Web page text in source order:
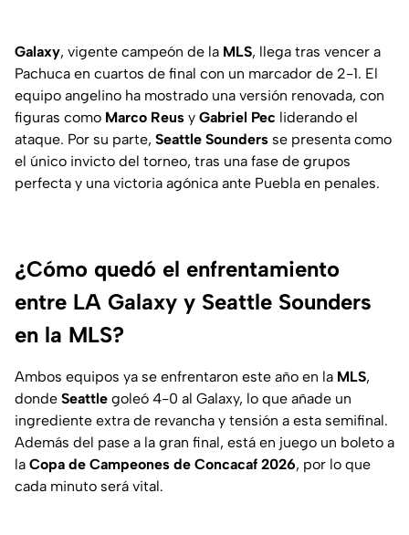
Galaxy, vigente campeón de la MLS, llega tras vencer a
Pachuca en cuartos de final con un marcador de 2-1. El
equipo angelino ha mostrado una versión renovada, con
figuras como Marco Reus y Gabriel Pec liderando el
ataque. Por su parte, Seattle Sounders se presenta como
el único invicto del torneo, tras una fase de grupos
perfecta y una victoria agónica ante Puebla en penales.
¿Cómo quedó el enfrentamiento
entre LA Galaxy y Seattle Sounders
en la MLS?
Ambos equipos ya se enfrentaron este año en la MLS,
donde Seattle goleó 4-0 al Galaxy, lo que añade un
ingrediente extra de revancha y tensión a esta semifinal.
Además del pase a la gran final, está en juego un boleto a
la Copa de Campeones de Concacaf 2026, por lo que
cada minuto será vital.